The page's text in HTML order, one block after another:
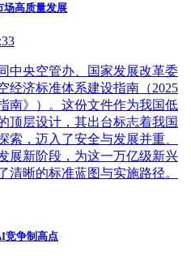
场高质量发展
中央空管办、国家发展改革委
经济标准体系建设指南（2025
南》）。这份文件作为我国低
顶层设计，其出台标志着我国
索，迈入了安全与发展并重、
展新阶段，为这一万亿级新兴
清晰的标准蓝图与实施路径。
竞争制高点